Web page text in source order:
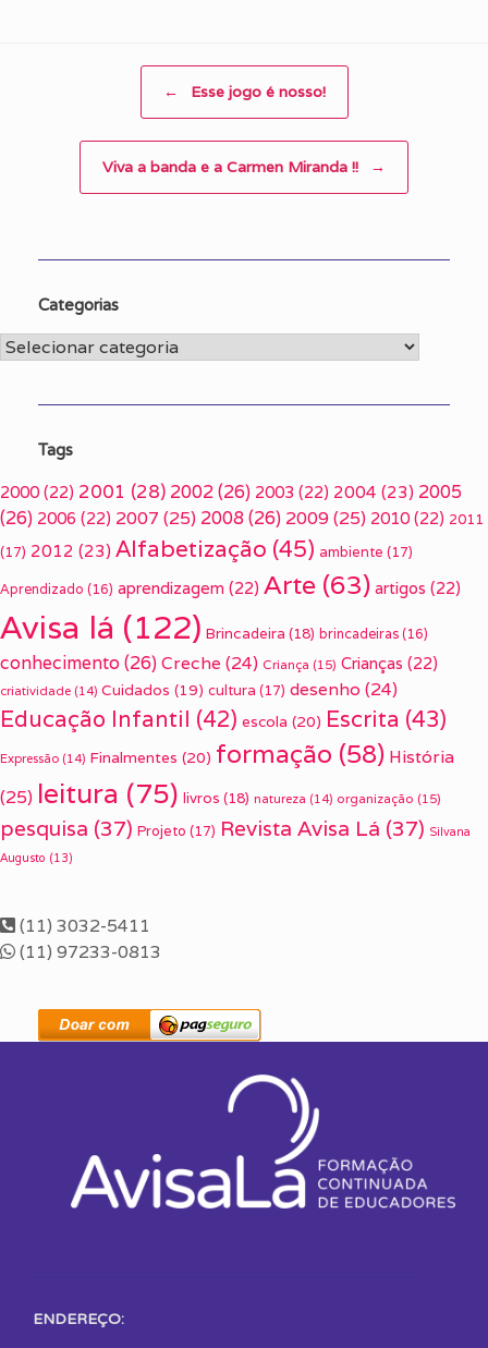
← Esse jogo é nosso!
Viva a banda e a Carmen Miranda !! →
Categorias
Categorias
Tags
2000 (22) 2001 (28) 2002(26) 2003 (22) 2004 (23) 2005
(26) 2006 (22) 2007 (25) 2008(26) 2009(25) 2010 (22) 2011
(17) 2012 (23) Alfabetização (45) ambiente (17)
Aprendizado (16) aprendizagem (22) Arte (63) artigos (22)
Avisa lá (122) Brincadeira (18) brincadeiras (16)
conhecimento(26) Creche (24) Criança (15) Crianças (22)
criatividade (14) Cuidados (19) cultura (17) desenho (24)
Educação Infantil (42) escola (20) Escrita (43)
Expressão (14) Finalmentes (20) formação (58) História
(25) leitura (75) livros (18) natureza (14) organização (15)
pesquisa (37) Projeto (17) Revista Avisa Lá (37) Silvana
Augusto (13)
(11) 3032-5411
(11) 97233-0813
ENDEREÇO: